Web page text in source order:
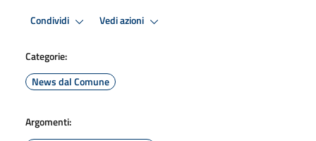
Condividi Vedi azioni
Categorie:
News dal Comune
Argomenti: